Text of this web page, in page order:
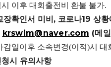
이후 대회출전비 환불 불가.
장확인서 미비, 코로나19 상황
krswim@naver.com (메
감일이후 소속변경(이적)시 대
시 유의사항